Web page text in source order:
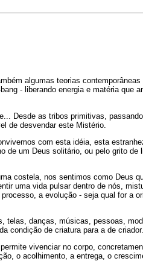
algumas teorias contemporâneas
- liberando energia e matéria que
Desde as tribos primitivas,
de desvendar este Mistério.
com esta idéia, esta
de um Deus solitário, ou pelo grito de
costela, nos sentimos como Deus
uma vida pulsar dentro de nós,
a evolução - seja qual for a
telas, danças, músicas, pessoas,
condição de criatura para a de criador.
vivenciar no corpo,
o acolhimento, a entrega, o